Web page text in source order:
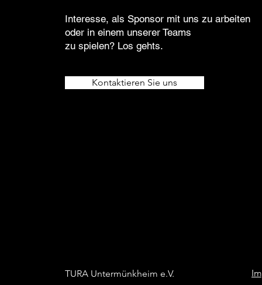
Interesse, als Sponsor mit uns zu arbeiten
oder in einem unserer Teams
zu spielen? Los gehts.
Kontaktieren Sie uns
TURA Untermünkheim e.V.